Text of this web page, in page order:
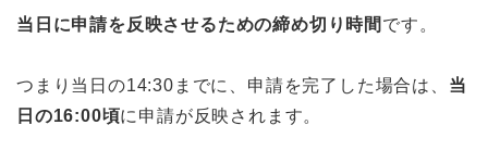
当日に申請を反映させるための締め切り時間 です。
つまり当日の14:30までに、申請を完了した場合は、 当
日の16:00頃に申請が反映されます。